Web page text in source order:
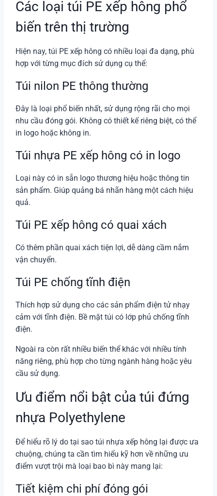
Các loại túi PE xếp hông phổ
biến trên thị trường
Hiện nay, túi PE xếp hông có nhiều loại đa dạng, phù
hợp với từng mục đích sử dụng cụ thể:
Túi nilon PE thông thường
Đây là loại phổ biến nhất, sử dụng rộng rãi cho mọi
nhu cầu đóng gói. Không có thiết kế riêng biệt, có thể
in logo hoặc không in.
Túi nhựa PE xếp hông có in logo
Loại này có in sẵn logo thương hiệu hoặc thông tin
sản phẩm. Giúp quảng bá nhãn hàng một cách hiệu
quả.
Túi PE xếp hông có quai xách
Có thêm phần quai xách tiện lợi, dễ dàng cầm nắm
vận chuyển.
Túi PE chống tĩnh điện
Thích hợp sử dụng cho các sản phẩm điện tử nhạy
cảm với tĩnh điện. Bề mặt túi có lớp phủ chống tĩnh
điện.
Ngoài ra còn rất nhiều biến thể khác với nhiều tính
năng riêng, phù hợp cho từng ngành hàng hoặc yêu
cầu sử dụng.
Ưu điểm nổi bật của túi đứng
nhựa Polyethylene
Để hiểu rõ lý do tại sao túi nhựa xếp hông lại được ưa
chuộng, chúng ta cần tìm hiểu kỹ hơn về những ưu
điểm vượt trội mà loại bao bì này mang lại:
Tiết kiệm chi phí đóng gói